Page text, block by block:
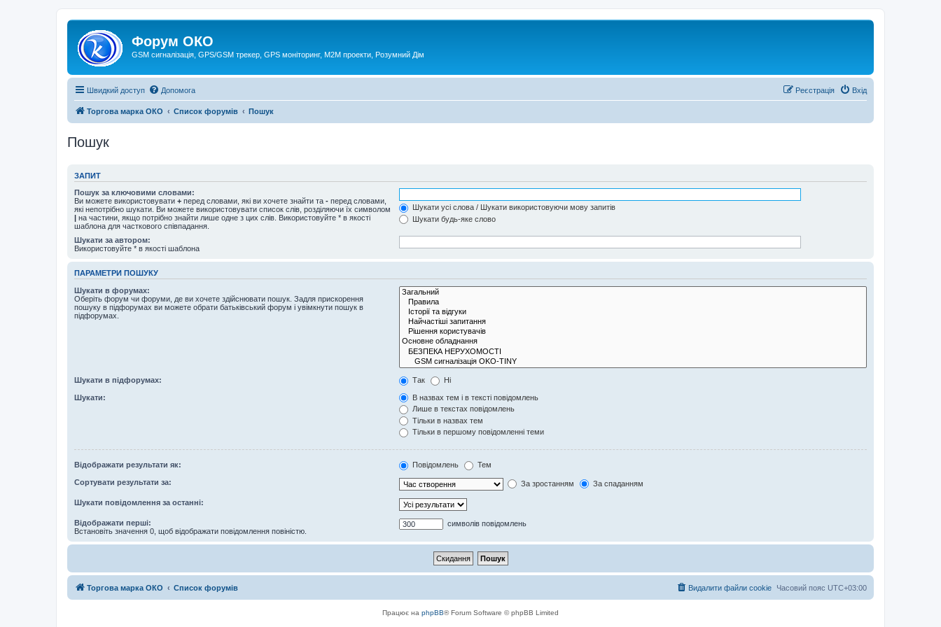
Форум ОКО
GSM сигналізація, GPS/GSM трекер, GPS моніторинг, М2М проекти, Розумний Дім
Швидкий доступ Допомога Вхід
Реєстрація
Торгова марка ОКО Список форумів Пошук
Пошук
ЗАПИТ
Пошук за ключовими словами:
Ви можете використовувати + перед словами, які ви хочете знайти та - перед словами,
які непотрібно шукати. Ви можете використовувати список слів, розділяючи їх символом
| на частини, якщо потрібно знайти лише одне з цих слів. Використовуйте * в якості
шаблона для часткового співпадання.
Шукати усі слова / Шукати використовуючи мову запитів
Шукати будь-яке слово
Шукати за автором:
Використовуйте * в якості шаблона
ПАРАМЕТРИ ПОШУКУ
Шукати в форумах:
Оберіть форум чи форуми, де ви хочете здійснювати пошук. Задля прискорення
пошуку в підфорумах ви можете обрати батьківський форум і увімкнути пошук в
підфорумах.
Шукати в підфорумах: Так Ні
Шукати:
В назвах тем і в тексті повідомлень
Лише в текстах повідомлень
Тільки в назвах тем
Тільки в першому повідомленні теми
Відображати результати як: Повідомлень Тем
Сортувати результати за: За зростанням За спаданням
Шукати повідомлення за останні:
Відображати перші:
Встановіть значення 0, щоб відображати повідомлення повіністю.
символів повідомлень
Торгова марка ОКО Список форумів Часовий пояс UTC+03:00
Видалити файли cookie
Працює на phpBB® Forum Software © phpBB Limited